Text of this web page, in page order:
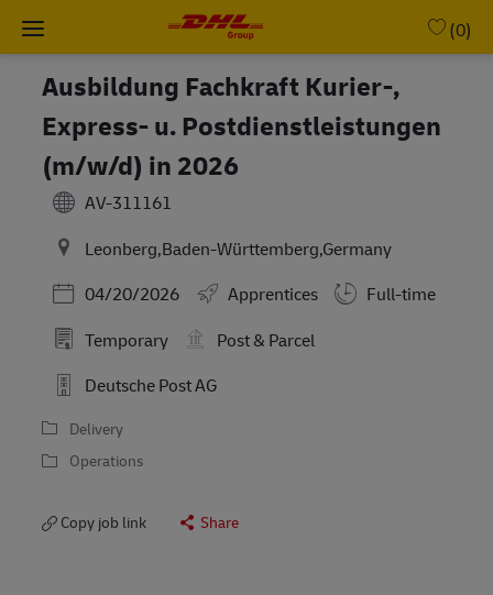
Skip to main content
(0)
Ausbildung Fachkraft Kurier-,
Express- u. Postdienstleistungen
(m/w/d) in 2026
AV-311161
Leonberg,Baden-Württemberg,Germany
Posted Date
04/20/2026 Apprentices
Full-time
Temporary
Post & Parcel
Deutsche Post AG
Delivery
Operations
Copy job link Share